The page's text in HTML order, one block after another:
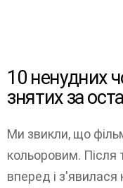
10 ненудних
знятих за
Ми звикли, що
кольоровим. Після
вперед і з'явилася